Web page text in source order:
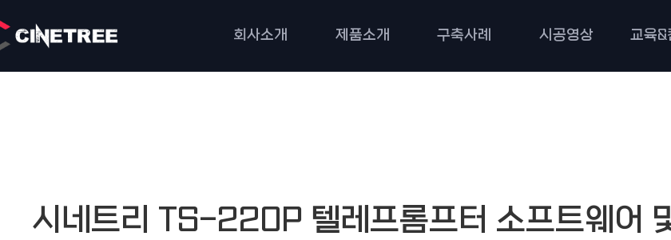
회사소개 제품소개 구축사례 시공영상 교육&
시네트리 TS-220P 텔레프롬프터 소프트웨어
작성자
댓글
조회
작성일